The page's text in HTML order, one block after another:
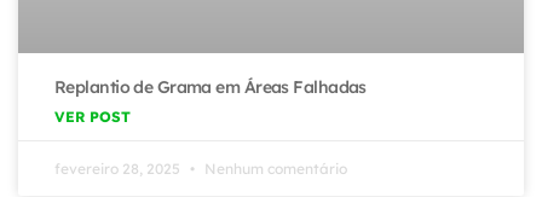
Replantio de Grama em Áreas Falhadas
VER POST
fevereiro 28, 2025 Nenhum comentário